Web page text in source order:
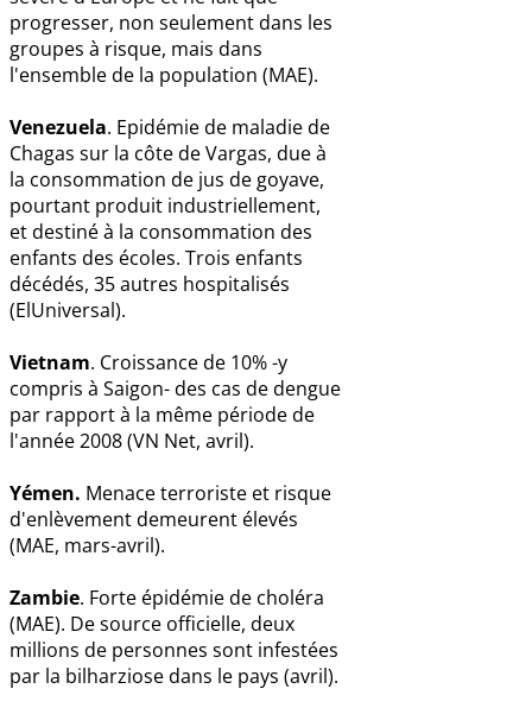
progresser, non seulement dans les
groupes à risque, mais dans
l'ensemble de la population (MAE).
Venezuela. Epidémie de maladie de
Chagas sur la côte de Vargas, due à
la consommation de jus de goyave,
pourtant produit industriellement,
et destiné à la consommation des
enfants des écoles. Trois enfants
décédés, 35 autres hospitalisés
(ElUniversal).
Vietnam. Croissance de 10% -y
compris à Saigon- des cas de dengue
par rapport à la même période de
l'année 2008 (VN Net, avril).
Yémen. Menace terroriste et risque
d'enlèvement demeurent élevés
(MAE, mars-avril).
Zambie. Forte épidémie de choléra
(MAE). De source officielle, deux
millions de personnes sont infestées
par la bilharziose dans le pays (avril).